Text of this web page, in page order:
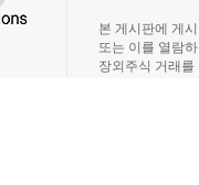
본 게시판에 게
또는 이를 열람
장외주식 거래